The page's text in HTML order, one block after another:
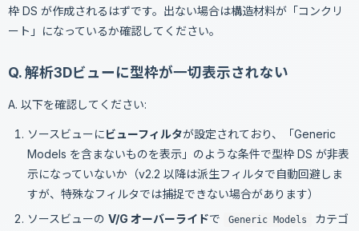
枠 DS が作成されるはずです。出ない場合は構造材料が「コンクリ
ート」になっているか確認してください。
Q. 解析3Dビューに型枠が一切表示されない
A. 以下を確認してください:
ソースビューにビューフィルタが設定されており、「Generic
Models を含まないものを表示」のような条件で型枠 DS が非表
示になっていないか（v2.2 以降は派生フィルタで自動回避しま
すが、特殊なフィルタでは捕捉できない場合があります）
ソースビューの V/G オーバーライドで Generic Models
カテゴ